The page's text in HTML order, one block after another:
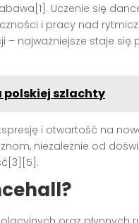
Uczenie się
i pracy nad
najważniejsze staje się
polskiej szlachty
i otwartość na
niezależnie od